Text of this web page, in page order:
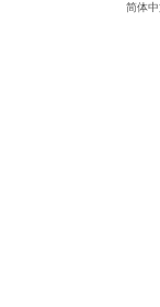
简体